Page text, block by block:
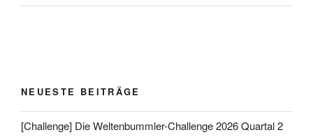
NEUESTE BEITRÄGE
[Challenge] Die Weltenbummler-Challenge 2026 Quartal 2